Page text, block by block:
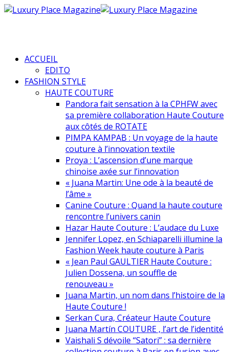
ACCUEIL
EDITO
FASHION STYLE
HAUTE COUTURE
Pandora fait sensation à la CPHFW avec
sa première collaboration Haute Couture
aux côtés de ROTATE
PIMPA KAMPAB : Un voyage de la haute
couture à l’innovation textile
Proya : L’ascension d’une marque
chinoise axée sur l’innovation
« Juana Martin: Une ode à la beauté de
l’âme »
Canine Couture : Quand la haute couture
rencontre l’univers canin
Hazar Haute Couture : L’audace du Luxe
Jennifer Lopez, en Schiaparelli illumine la
Fashion Week haute couture à Paris
« Jean Paul GAULTIER Haute Couture :
Julien Dossena, un souffle de
renouveau »
Juana Martin, un nom dans l’histoire de la
Haute Couture !
Serkan Cura, Créateur Haute Couture
Juana Martín COUTURE , l’art de l’identité
Vaishali S dévoile “Satori” : sa dernière